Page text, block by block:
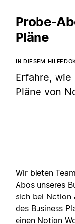
Probe-
Pläne
IN DIESEM
Erfahre,
Pläne von
Wir bieten
Abos unseres
sich bei Notion
des Business
einen Notion